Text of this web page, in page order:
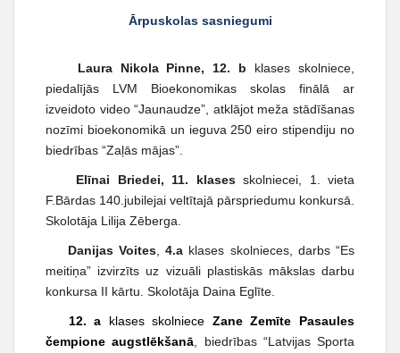
Ārpuskolas sasniegumi
Laura Nikola Pinne, 12. b klases skolniece,
piedalījās LVM Bioekonomikas skolas finālā ar
izveidoto video “Jaunaudze”, atklājot meža stādīšanas
nozīmi bioekonomikā un ieguva 250 eiro stipendiju no
biedrības “Zaļās mājas”.
Elīnai Briedei, 11. klasesskolniecei, 1. vieta
F.Bārdas 140.jubilejai veltītajā pārspriedumu konkursā.
Skolotāja Lilija Zēberga.
Danijas Voites ,4.a klases skolnieces, darbs “Es
meitiņa” izvirzīts uz vizuāli plastiskās mākslas darbu
konkursa II kārtu. Skolotāja Daina Eglīte.
12. a klases skolniece Zane Zemīte Pasaules
čempione augstlēkšanā , biedrības “Latvijas Sporta